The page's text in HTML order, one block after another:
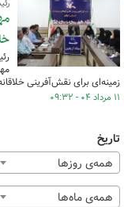
زمینه‌ای برای نقش‌آفرینی
۱۱ مرداد ۰۴ - ۰۹:۳۲
تاریخ
همه‌ی روزها
همه‌ی ماه‌ها